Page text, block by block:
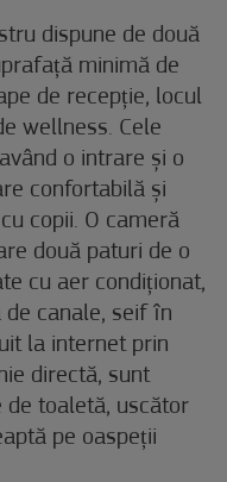
dispune de două
minimă de
de recepție, locul
wellness. Cele
o intrare și o
confortabilă și
copii. O cameră
două paturi de o
cu aer condiționat,
de canale, seif în
la internet prin
directă, sunt
toaletă, uscător
pe oaspeții